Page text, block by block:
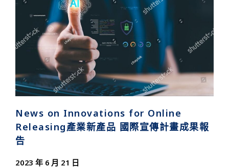
News on Innovations for Online
Releasing產業新產品 國際宣傳計畫成果報
告
2023 年 6 月 21 日